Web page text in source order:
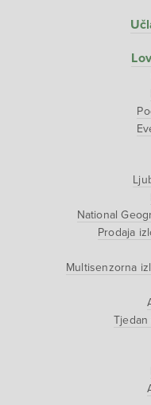
National
Prodaja
Multisenzorna